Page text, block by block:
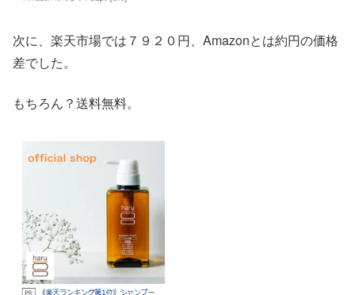
次に、楽天市場では７９２０円、Amazonとは約円の価格
差でした。
もちろん？送料無料。